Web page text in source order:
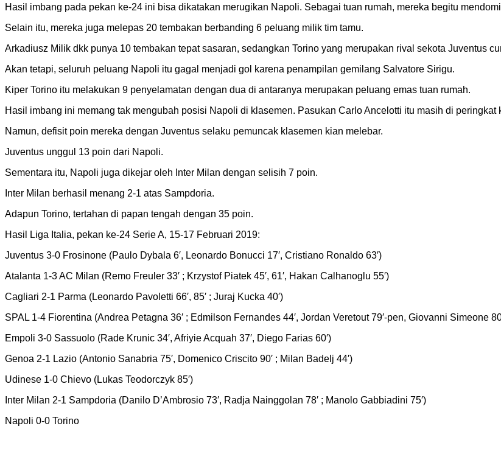
Hasil imbang pada pekan ke-24 ini bisa dikatakan merugikan Napoli. Sebagai tuan rumah, mereka begitu
Selain itu, mereka juga melepas 20 tembakan berbanding 6 peluang milik tim tamu.
Arkadiusz Milik dkk punya 10 tembakan tepat sasaran, sedangkan Torino yang merupakan rival sekota Juventus
Akan tetapi, seluruh peluang Napoli itu gagal menjadi gol karena penampilan gemilang Salvatore Sirigu.
Kiper Torino itu melakukan 9 penyelamatan dengan dua di antaranya merupakan peluang emas tuan rumah.
Hasil imbang ini memang tak mengubah posisi Napoli di klasemen. Pasukan Carlo Ancelotti itu masih di peringkat
Namun, defisit poin mereka dengan Juventus selaku pemuncak klasemen kian melebar.
Juventus unggul 13 poin dari Napoli.
Sementara itu, Napoli juga dikejar oleh Inter Milan dengan selisih 7 poin.
Inter Milan berhasil menang 2-1 atas Sampdoria.
Adapun Torino, tertahan di papan tengah dengan 35 poin.
Hasil Liga Italia, pekan ke-24 Serie A, 15-17 Februari 2019:
Juventus 3-0 Frosinone (Paulo Dybala 6′, Leonardo Bonucci 17′, Cristiano Ronaldo 63′)
Atalanta 1-3 AC Milan (Remo Freuler 33′ ; Krzystof Piatek 45′, 61′, Hakan Calhanoglu 55′)
Cagliari 2-1 Parma (Leonardo Pavoletti 66′, 85′ ; Juraj Kucka 40′)
SPAL 1-4 Fiorentina (Andrea Petagna 36′ ; Edmilson Fernandes 44′, Jordan Veretout 79′-pen, Giovanni Simeone
Empoli 3-0 Sassuolo (Rade Krunic 34′, Afriyie Acquah 37′, Diego Farias 60′)
Genoa 2-1 Lazio (Antonio Sanabria 75′, Domenico Criscito 90′ ; Milan Badelj 44′)
Udinese 1-0 Chievo (Lukas Teodorczyk 85′)
Inter Milan 2-1 Sampdoria (Danilo D’Ambrosio 73′, Radja Nainggolan 78′ ; Manolo Gabbiadini 75′)
Napoli 0-0 Torino